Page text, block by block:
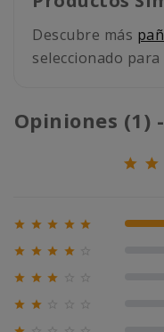
Descubre más
seleccionado para
Opiniones (1)
    
   
  
 